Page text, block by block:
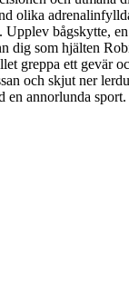
olika
Upplev bågskytte,
dig som hjälten
greppa ett gevär
och skjut ner
en annorlunda sport.